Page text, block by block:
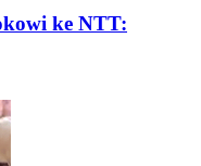
ke NTT: